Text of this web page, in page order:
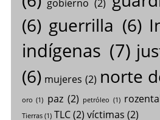
gobierno (2)
(6) guerrilla (6)
indígenas (7)
(6) mujeres (2) norte
oro (1) paz (2) petróleo (1)
Tierras(1) TLC(2) víctimas (2)